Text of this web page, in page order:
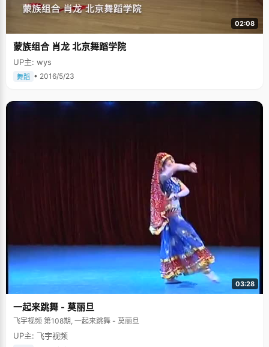
02:08
蒙族组合 肖龙 北京舞蹈学院
UP主: wys
舞蹈 • 2016/5/23
03:28
一起来跳舞 - 莫丽旦
飞宇视频 第108期, 一起来跳舞 - 莫丽旦
UP主: 飞宇视频